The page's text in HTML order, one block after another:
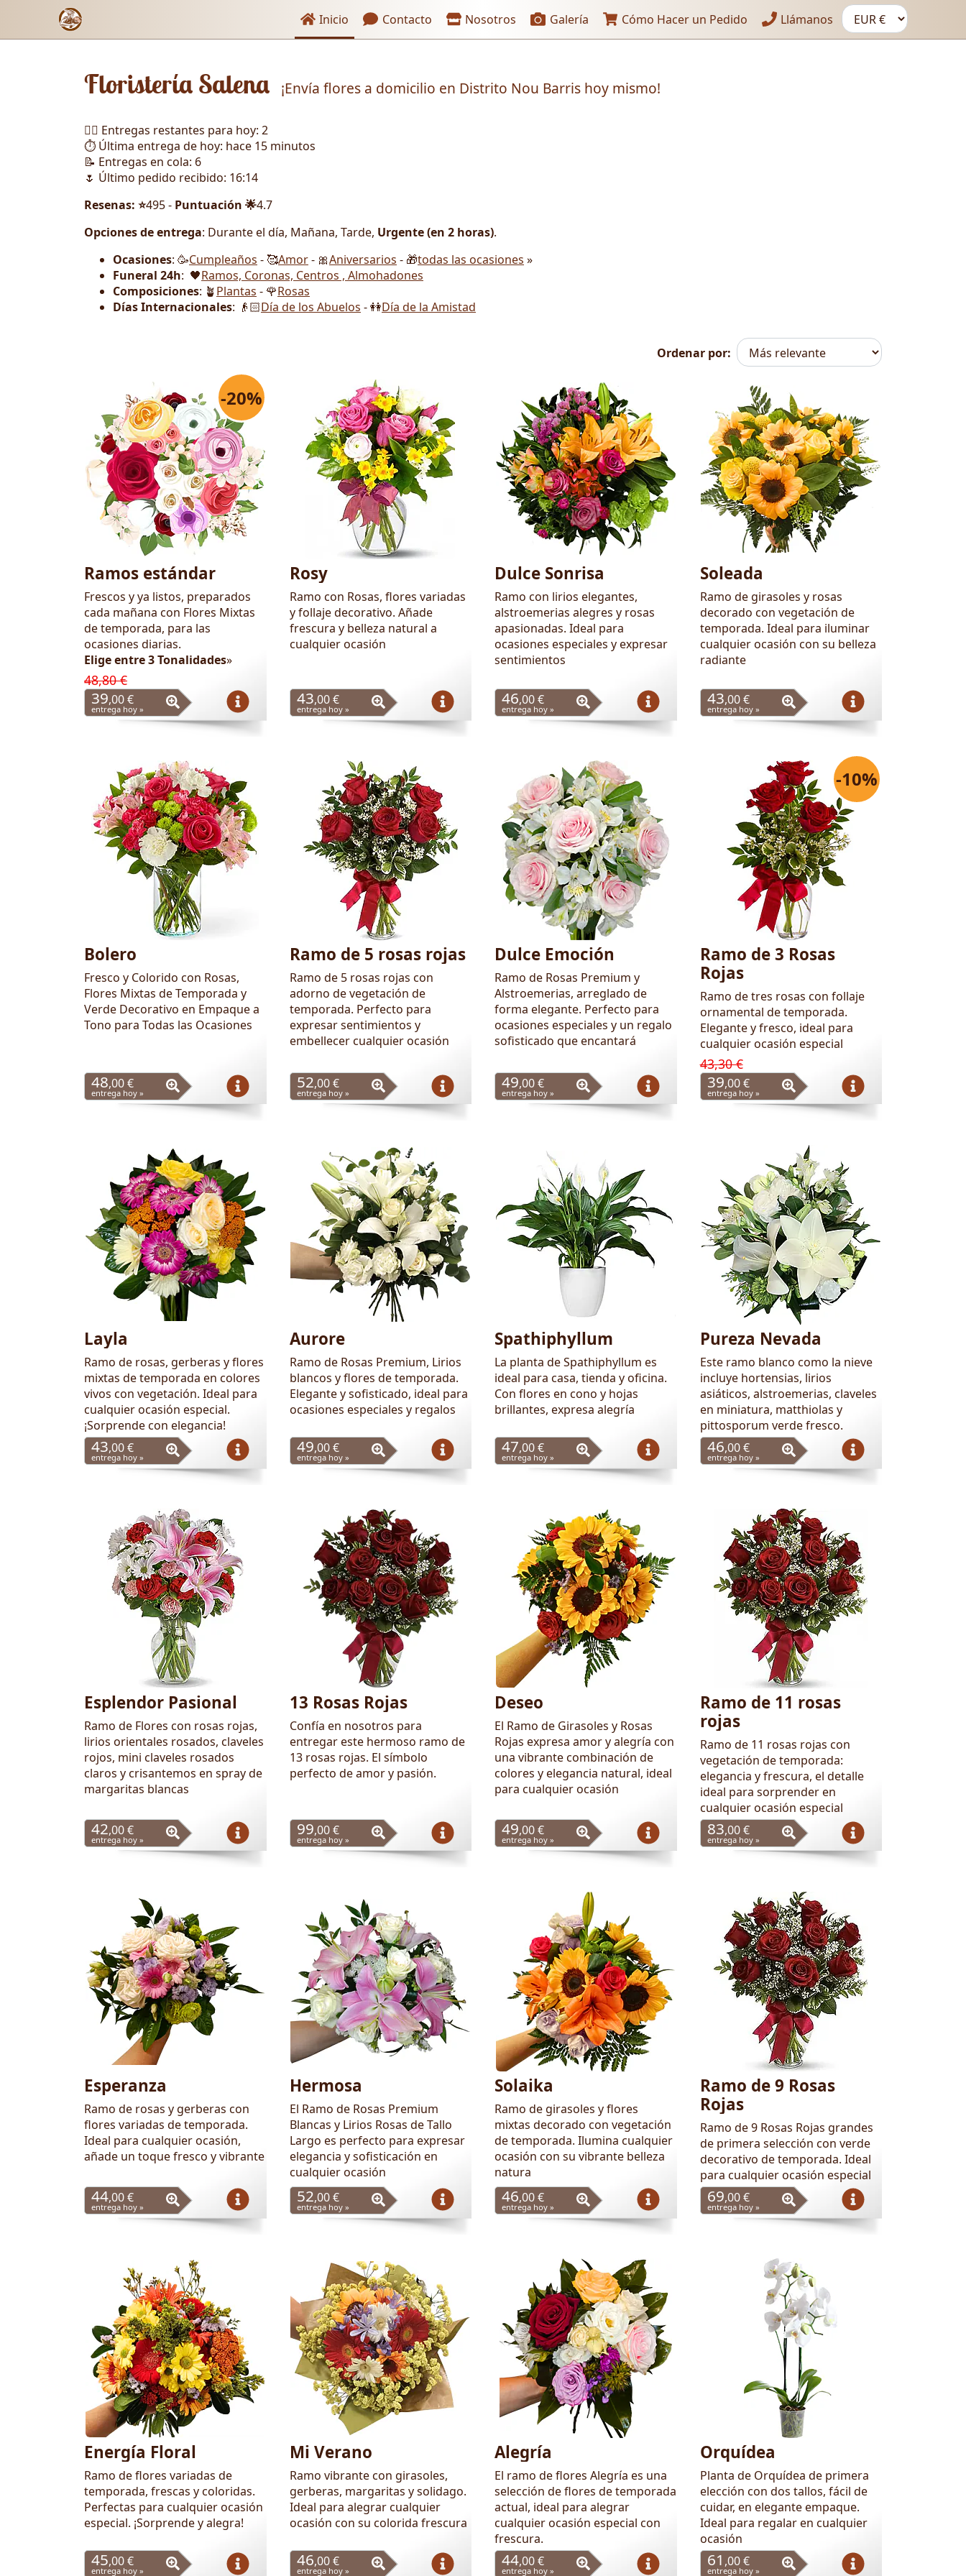
Enlaces de encabezado
Inicio Contacto Nosotros Galería Cómo Hacer un Pedido Llámanos
Floristería Salena ¡Envía flores a domicilio en Distrito Nou Barris hoy mismo!
🏃‍♂️ Entregas restantes para hoy: 2
⏱️ Última entrega de hoy: hace 15 minutos
📝 Entregas en cola: 6
🌷 Último pedido recibido: 16:14
Resenas: ⭐495 - Puntuación 🌟4.7
Opciones de entrega: Durante el día, Mañana, Tarde, Urgente (en 2 horas).
Ocasiones: 🥳Cumpleaños - 🥰Amor- 🎀Aniversarios - 🎁todas las ocasiones »
Funeral 24h: 🖤Ramos, Coronas, Centros , Almohadones
Composiciones: 🪴Plantas - 🌹Rosas
Días Internacionales: 👴🏻Día de los Abuelos - 👭Día de la Amistad
Ordenar por:
Flores -20%
Ramos estándar
Frescos y ya listos, preparados
cada mañana con Flores Mixtas
de temporada, para las
ocasiones diarias.
Elige entre 3 Tonalidades»
48,80 €
39,00 €
entrega hoy »
Rosy
Ramo con Rosas, flores variadas
y follaje decorativo. Añade
frescura y belleza natural a
cualquier ocasión
43,00 €
entrega hoy »
Dulce Sonrisa
Ramo con lirios elegantes,
alstroemerias alegres y rosas
apasionadas. Ideal para
ocasiones especiales y expresar
sentimientos
46,00 €
entrega hoy »
Soleada
Ramo de girasoles y rosas
decorado con vegetación de
temporada. Ideal para iluminar
cualquier ocasión con su belleza
radiante
43,00 €
entrega hoy »
Bolero
Fresco y Colorido con Rosas,
Flores Mixtas de Temporada y
Verde Decorativo en Empaque a
Tono para Todas las Ocasiones
48,00 €
entrega hoy »
Ramo de 5 rosas rojas
Ramo de 5 rosas rojas con
adorno de vegetación de
temporada. Perfecto para
expresar sentimientos y
embellecer cualquier ocasión
52,00 €
entrega hoy »
Dulce Emoción
Ramo de Rosas Premium y
Alstroemerias, arreglado de
forma elegante. Perfecto para
ocasiones especiales y un regalo
sofisticado que encantará
49,00 €
entrega hoy »
-10%
Ramo de 3 Rosas
Rojas
Ramo de tres rosas con follaje
ornamental de temporada.
Elegante y fresco, ideal para
cualquier ocasión especial
43,30 €
39,00 €
entrega hoy »
Layla
Ramo de rosas, gerberas y flores
mixtas de temporada en colores
vivos con vegetación. Ideal para
cualquier ocasión especial.
¡Sorprende con elegancia!
43,00 €
entrega hoy »
Aurore
Ramo de Rosas Premium, Lirios
blancos y flores de temporada.
Elegante y sofisticado, ideal para
ocasiones especiales y regalos
49,00 €
entrega hoy »
Spathiphyllum
La planta de Spathiphyllum es
ideal para casa, tienda y oficina.
Con flores en cono y hojas
brillantes, expresa alegría
47,00 €
entrega hoy »
Pureza Nevada
Este ramo blanco como la nieve
incluye hortensias, lirios
asiáticos, alstroemerias, claveles
en miniatura, matthiolas y
pittosporum verde fresco.
46,00 €
entrega hoy »
Esplendor Pasional
Ramo de Flores con rosas rojas,
lirios orientales rosados, claveles
rojos, mini claveles rosados
claros y crisantemos en spray de
margaritas blancas
42,00 €
entrega hoy »
13 Rosas Rojas
Confía en nosotros para
entregar este hermoso ramo de
13 rosas rojas. El símbolo
perfecto de amor y pasión.
99,00 €
entrega hoy »
Deseo
El Ramo de Girasoles y Rosas
Rojas expresa amor y alegría con
una vibrante combinación de
colores y elegancia natural, ideal
para cualquier ocasión
49,00 €
entrega hoy »
Ramo de 11 rosas
rojas
Ramo de 11 rosas rojas con
vegetación de temporada:
elegancia y frescura, el detalle
ideal para sorprender en
cualquier ocasión especial
83,00 €
entrega hoy »
Esperanza
Ramo de rosas y gerberas con
flores variadas de temporada.
Ideal para cualquier ocasión,
añade un toque fresco y vibrante
44,00 €
entrega hoy »
Hermosa
El Ramo de Rosas Premium
Blancas y Lirios Rosas de Tallo
Largo es perfecto para expresar
elegancia y sofisticación en
cualquier ocasión
52,00 €
entrega hoy »
Solaika
Ramo de girasoles y flores
mixtas decorado con vegetación
de temporada. Ilumina cualquier
ocasión con su vibrante belleza
natura
46,00 €
entrega hoy »
Ramo de 9 Rosas
Rojas
Ramo de 9 Rosas Rojas grandes
de primera selección con verde
decorativo de temporada. Ideal
para cualquier ocasión especial
69,00 €
entrega hoy »
Energía Floral
Ramo de flores variadas de
temporada, frescas y coloridas.
Perfectas para cualquier ocasión
especial. ¡Sorprende y alegra!
45,00 €
entrega hoy »
Mi Verano
Ramo vibrante con girasoles,
gerberas, margaritas y solidago.
Ideal para alegrar cualquier
ocasión con su colorida frescura
46,00 €
entrega hoy »
Alegría
El ramo de flores Alegría es una
selección de flores de temporada
actual, ideal para alegrar
cualquier ocasión especial con
frescura.
44,00 €
entrega hoy »
Orquídea
Planta de Orquídea de primera
elección con dos tallos, fácil de
cuidar, en elegante empaque.
Ideal para regalar en cualquier
ocasión
61 ,00 €
entrega hoy »